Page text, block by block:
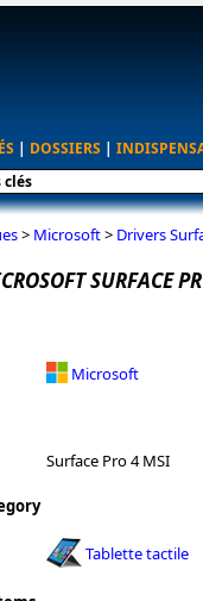
| DOSSIERS |
> Microsoft> Drivers
SURFACE
Microsoft
Surface Pro 4 MSI
Tablette tactile